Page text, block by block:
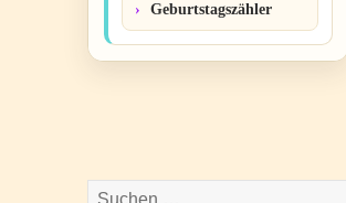
Geburtstagszähler
Suchen